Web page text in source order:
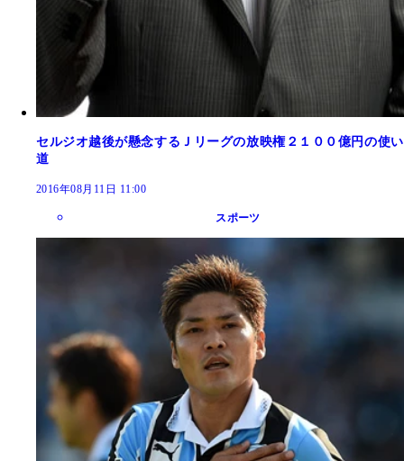
セルジオ越後が懸念するＪリーグの放映権２１００億円の使い
道
2016年08月11日 11:00
スポーツ